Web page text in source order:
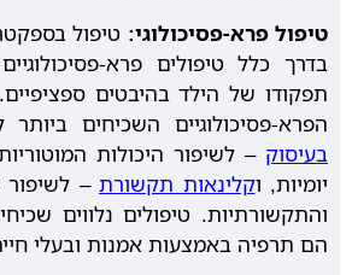
טיפול פרא-פסיכולוגי: טיפול
בדרך כלל טיפולים פרא-
תפקודו של הילד בהיבטים
הפרא-פסיכולוגיים השכיחים
בעיסוק – לשיפור היכולות
יומיות, וקלינאות תקשורת – לשיפור
והתקשורתיות. טיפולים נלווים
הם תרפיה באמצעות אמנות ובעלי